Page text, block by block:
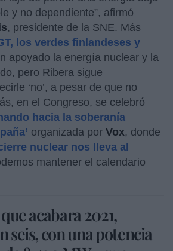
y no dependiente”, afirmó
, presidente de la SNE. Más
los verdes finlandeses y
apoyado la energía nuclear y la
pero Ribera sigue
‘no’, a pesar de que no
en el Congreso, se celebró
hacia la soberanía
organizada por Vox, donde
nuclear nos lleva al
mantener el calendario
acabara 2021,
seis, con una potencia